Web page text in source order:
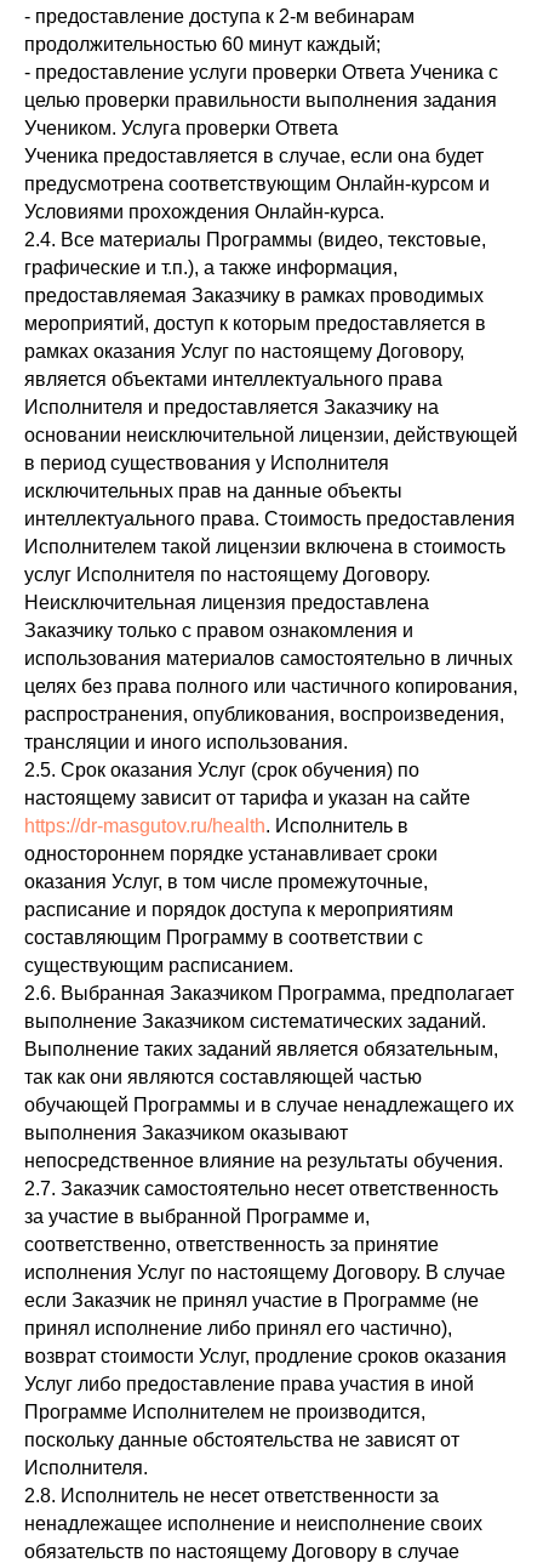
- предоставление доступа к 2-м вебинарам
продолжительностью 60 минут каждый;
- предоставление услуги проверки Ответа Ученика с
целью проверки правильности выполнения задания
Учеником. Услуга проверки Ответа
Ученика предоставляется в случае, если она будет
предусмотрена соответствующим Онлайн-курсом и
Условиями прохождения Онлайн-курса.
2.4. Все материалы Программы (видео, текстовые,
графические и т.п.), а также информация,
предоставляемая Заказчику в рамках проводимых
мероприятий, доступ к которым предоставляется в
рамках оказания Услуг по настоящему Договору,
является объектами интеллектуального права
Исполнителя и предоставляется Заказчику на
основании неисключительной лицензии, действующей
в период существования у Исполнителя
исключительных прав на данные объекты
интеллектуального права. Стоимость предоставления
Исполнителем такой лицензии включена в стоимость
услуг Исполнителя по настоящему Договору.
Неисключительная лицензия предоставлена
Заказчику только с правом ознакомления и
использования материалов самостоятельно в личных
целях без права полного или частичного копирования,
распространения, опубликования, воспроизведения,
трансляции и иного использования.
2.5. Срок оказания Услуг (срок обучения) по
настоящему зависит от тарифа и указан на сайте
https://dr-masgutov.ru/health. Исполнитель в
одностороннем порядке устанавливает сроки
оказания Услуг, в том числе промежуточные,
расписание и порядок доступа к мероприятиям
составляющим Программу в соответствии с
существующим расписанием.
2.6. Выбранная Заказчиком Программа, предполагает
выполнение Заказчиком систематических заданий.
Выполнение таких заданий является обязательным,
так как они являются составляющей частью
обучающей Программы и в случае ненадлежащего их
выполнения Заказчиком оказывают
непосредственное влияние на результаты обучения.
2.7. Заказчик самостоятельно несет ответственность
за участие в выбранной Программе и,
соответственно, ответственность за принятие
исполнения Услуг по настоящему Договору. В случае
если Заказчик не принял участие в Программе (не
принял исполнение либо принял его частично),
возврат стоимости Услуг, продление сроков оказания
Услуг либо предоставление права участия в иной
Программе Исполнителем не производится,
поскольку данные обстоятельства не зависят от
Исполнителя.
2.8. Исполнитель не несет ответственности за
ненадлежащее исполнение и неисполнение своих
обязательств по настоящему Договору в случае